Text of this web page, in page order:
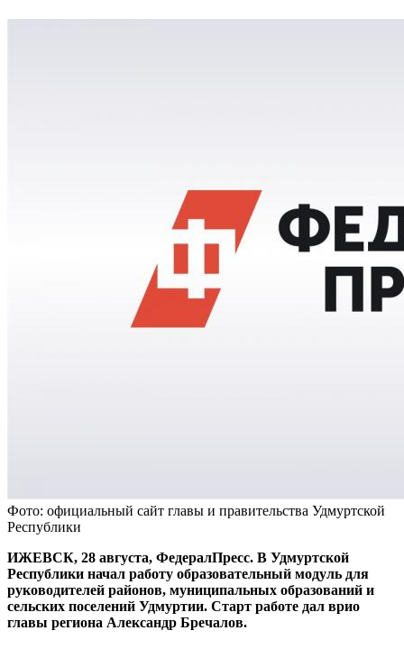
Фото: официальный сайт главы и правительства Удмуртской
Республики
ИЖЕВСК, 28 августа, ФедералПресс. В Удмуртской
Республики начал работу образовательный модуль для
руководителей районов, муниципальных образований и
сельских поселений Удмуртии. Старт работе дал врио
главы региона Александр Бречалов.